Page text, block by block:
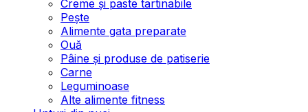
Creme și paste tartinabile
Pește
Alimente gata preparate
Ouă
Pâine și produse de patiserie
Carne
Leguminoase
Alte alimente fitness